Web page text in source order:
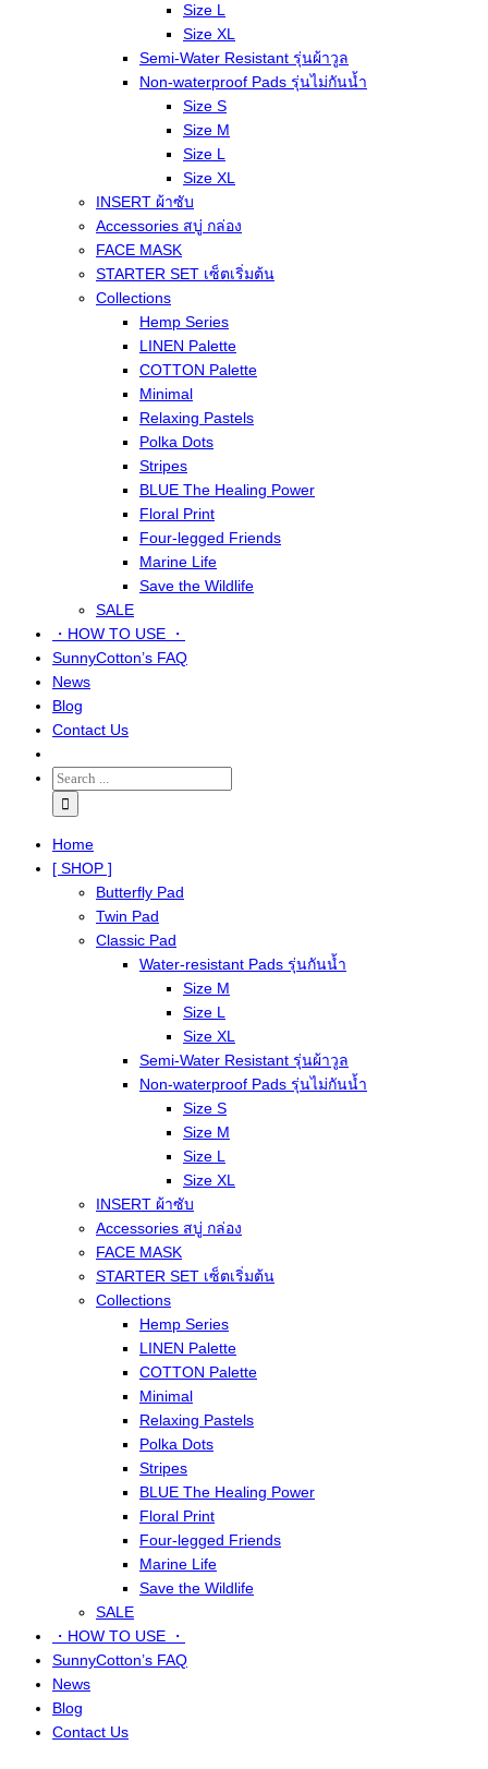
Size L
Size XL
Semi-Water Resistant รุ่นผ้าวูล
Non-waterproof Pads รุ่นไม่กันน้ำ
Size S
Size M
Size L
Size XL
INSERT ผ้าซับ
Accessories สบู่ กล่อง
FACE MASK
STARTER SET เซ็ตเริ่มต้น
Collections
Hemp Series
LINEN Palette
COTTON Palette
Minimal
Relaxing Pastels
Polka Dots
Stripes
BLUE The Healing Power
Floral Print
Four-legged Friends
Marine Life
Save the Wildlife
SALE
・HOW TO USE ・
SunnyCotton’s FAQ
News
Blog
Contact Us
Home
[ SHOP ]
Butterfly Pad
Twin Pad
Classic Pad
Water-resistant Pads รุ่นกันน้ำ
Size M
Size L
Size XL
Semi-Water Resistant รุ่นผ้าวูล
Non-waterproof Pads รุ่นไม่กันน้ำ
Size S
Size M
Size L
Size XL
INSERT ผ้าซับ
Accessories สบู่ กล่อง
FACE MASK
STARTER SET เซ็ตเริ่มต้น
Collections
Hemp Series
LINEN Palette
COTTON Palette
Minimal
Relaxing Pastels
Polka Dots
Stripes
BLUE The Healing Power
Floral Print
Four-legged Friends
Marine Life
Save the Wildlife
SALE
・HOW TO USE ・
SunnyCotton’s FAQ
News
Blog
Contact Us